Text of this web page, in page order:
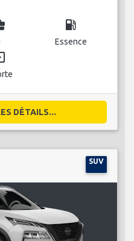
local_gas_station
Essence
DÉTAILS...
SUV